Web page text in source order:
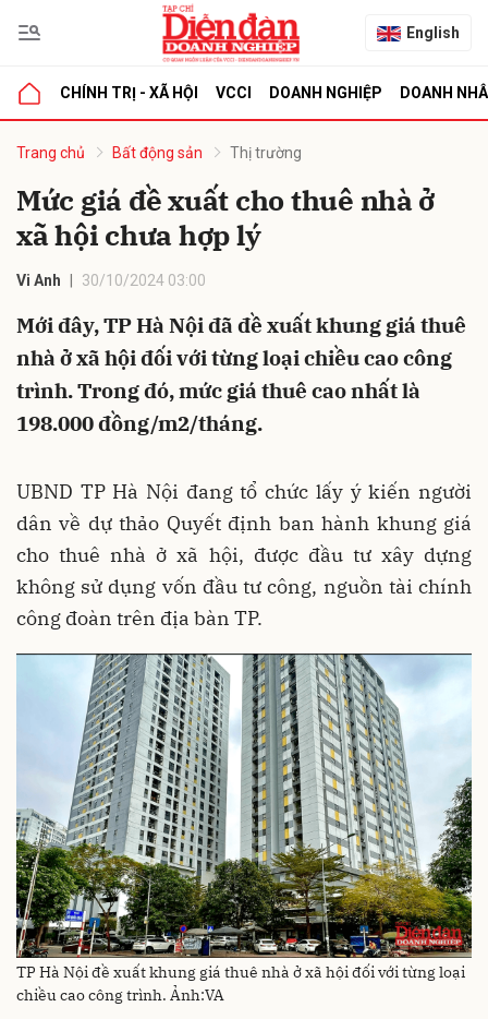
English
CHÍNH TRỊ - XÃ HỘI VCCI DOANH NGHIỆP DOANH
Trang chủ Bất động sản Thị trường
Mức giá đề xuất cho thuê nhà ở
xã hội chưa hợp lý
Vi Anh 30/10/2024 03:00
Mới đây, TP Hà Nội đã đề xuất khung giá thuê
nhà ở xã hội đối với từng loại chiều cao công
trình. Trong đó, mức giá thuê cao nhất là
198.000 đồng/m2/tháng.
UBND TP Hà Nội đang tổ chức lấy ý kiến người
dân về dự thảo Quyết định ban hành khung giá
cho thuê nhà ở xã hội, được đầu tư xây dựng
không sử dụng vốn đầu tư công, nguồn tài chính
công đoàn trên địa bàn TP.
TP Hà Nội đề xuất khung giá thuê nhà ở xã hội đối với từng loại
chiều cao công trình. Ảnh:VA
luận
Hủy